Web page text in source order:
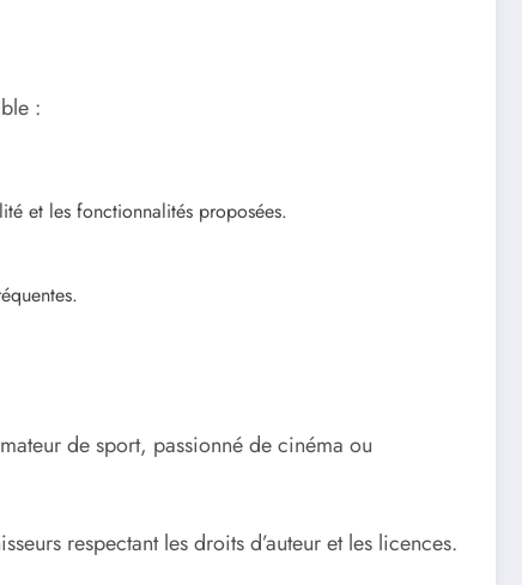
:
et les fonctionnalités proposées.
de sport, passionné de cinéma ou
respectant les droits d’auteur et les licences.